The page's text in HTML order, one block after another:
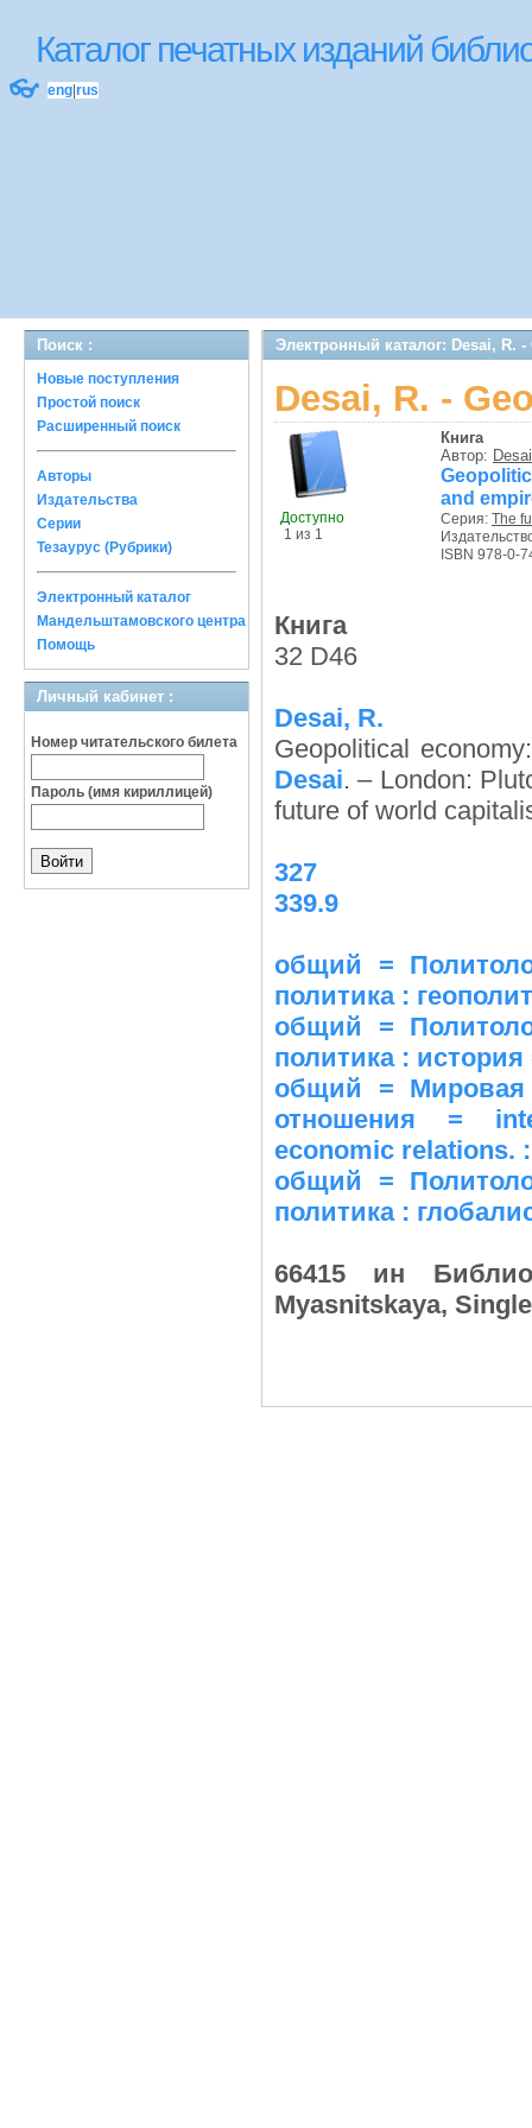
Каталог печатных изданий
👓 eng rus
Поиск :
Новые поступления
Простой поиск
Расширенный поиск
Авторы
Издательства
Серии
Тезаурус (Рубрики)
Электронный каталог
Мандельштамовского центра
Помощь
Личный кабинет :
Номер читательского билета
Пароль (имя кириллицей)
Электронный каталог: Desai, R.
Desai, R. -
Доступно
1 из 1
Книга
Автор:
and
Серия: The
ISBN 978-0-
Книга
32 D46
Desai, R.
Geopolitical
Desai. – London:
future of world
327
339.9
общий =
политика :
общий =
политика :
общий = Мировая
отношения =
economic relations.
общий =
политика :
66415 ин
Myasnitskaya,